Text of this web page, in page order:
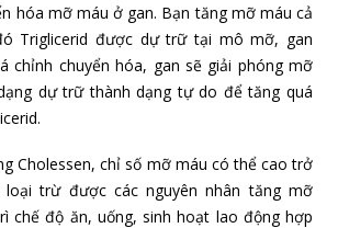
hóa mỡ máu ở gan. Bạn tăng mỡ máu cả
Triglicerid được dự trữ tại mô mỡ, gan
chỉnh chuyển hóa, gan sẽ giải phóng mỡ
dự trữ thành dạng tự do để tăng quá
Cholessen, chỉ số mỡ máu có thể cao trở
loại trừ được các nguyên nhân tăng mỡ
chế độ ăn, uống, sinh hoạt lao động hợp